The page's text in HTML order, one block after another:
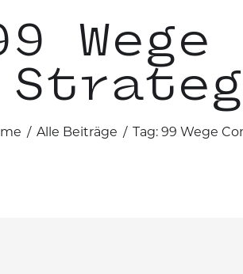
Alle Beiträge Tag: 99 Wege